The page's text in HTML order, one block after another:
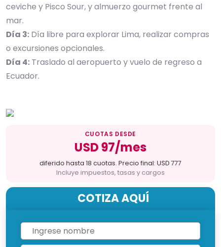
ceviche y Pisco Sour, y almuerzo gourmet frente al
mar.
Día 3: Día libre para explorar Lima, realizar compras
o excursiones opcionales.
Día 4: Traslado al aeropuerto y vuelo de regreso a
Ecuador.
CUOTAS DESDE
USD 97/mes
diferido hasta 18 cuotas. Precio final: USD 777
Incluye impuestos, tasas y cargos
COTIZA AQUÍ